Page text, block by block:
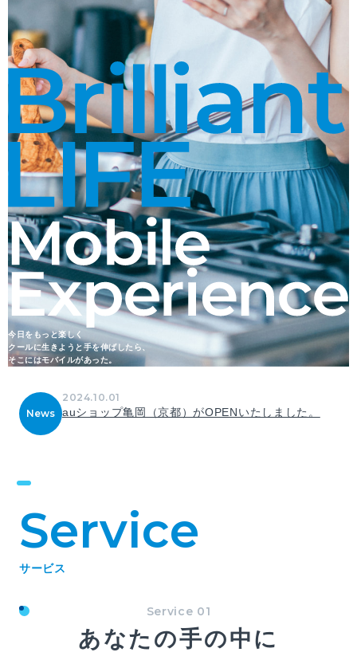
今日をもっと楽しく
クールに生きようと手を伸ばしたら、
そこにはモバイルがあった。
News
2024.10.01
auショップ亀岡（京都）がOPENいたしました。
Service
サービス
Service 01
あなたの手の中に